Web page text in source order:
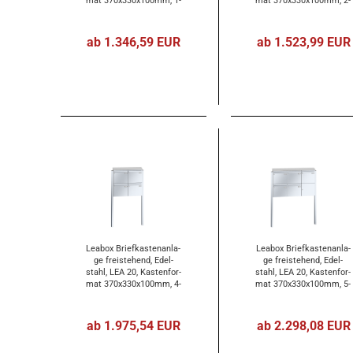
ab 1.346,59 EUR ab 1.523,99 EUR
Lea­box Brief­kas­ten­an­la­
ge frei­ste­hend, Edel­
stahl, LEA 20, Kas­ten­for­
mat 370x330x100mm, 4-​
ab 1.975,54 EUR
Lea­box Brief­kas­ten­an­la­
ge frei­ste­hend, Edel­
stahl, LEA 20, Kas­ten­for­
mat 370x330x100mm, 5-​
ab 2.298,08 EUR